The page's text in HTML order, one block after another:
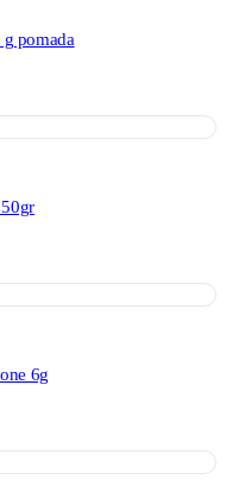
mg/g 100 g pomada
6g